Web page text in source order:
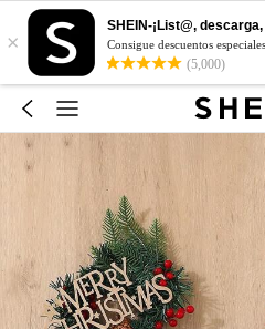
×
SHEIN-¡List@,
Consigue descuentos
(5,000)